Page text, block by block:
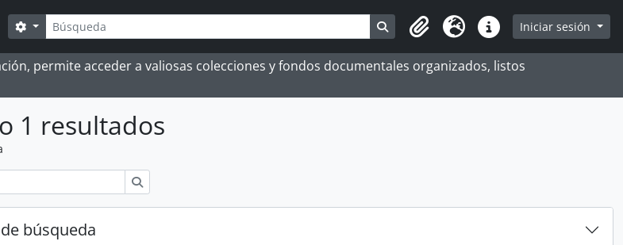
Búsqueda
Search options Search in browse page
Portapapeles
Idioma Enlaces rápidos
Iniciar sesión
permite acceder a valiosas colecciones y fondos documentales organizados, listos
1 resultados
búsqueda